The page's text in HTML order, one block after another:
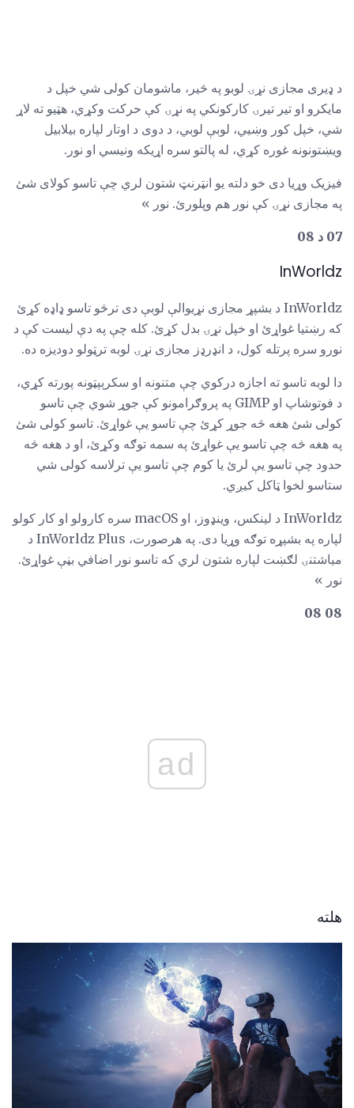
د ډیری مجازی نړۍ لوبو په څیر، ماشومان کولی شي خپل د
مایکرو او تیر تیرۍ کارکونکي په نړۍ کې حرکت وکړي، هټیو ته لاړ
شي، خپل کور وښيي، لوبې لوبي، د دوی د اوتار لپاره بیلابیل
ویښتونونه غوره کړي، له پالتو سره اړیکه ونیسي او نور.
فیزیک وړیا دی خو دلته یو انټرنټ شتون لري چې تاسو کولای شئ
په مجازی نړۍ کې نور هم وپلورئ. نور »
07 د 08
InWorldz
InWorldz د بشپړ مجازی نړیوالې لوبې دی ترڅو تاسو ډاډه کړئ
که رښتیا غواړئ او خپل نړۍ بدل کړئ. کله چې په دې لیست کې د
نورو سره پرتله کول، د انډرډز مجازی نړۍ لوبه ترټولو دودیزه ده.
دا لوبه تاسو ته اجازه درکوي چې متنونه او سکرېپټونه پورته کړي،
د فوتوشاپ او GIMP په پروګرامونو کې جوړ شوي چې تاسو
کولی شئ هغه څه جوړ کړئ چې تاسو یې غواړئ. تاسو کولی شئ
په هغه څه چې تاسو یې غواړئ په سمه توګه وکړئ، او د هغه څه
حدود چې تاسو یې لرئ یا کوم چې تاسو یې ترلاسه کولی شي
ستاسو لخوا ټاکل کیږي.
InWorldz د لینکس، وینډوز، او macOS سره کارولو او کار کولو
لپاره په بشپړه توګه وړیا دی. په هرصورت، InWorldz Plus د
میاشتنۍ لګښت لپاره شتون لري که تاسو نور اضافي بڼې غواړئ.
نور »
08 08
ad
هلته